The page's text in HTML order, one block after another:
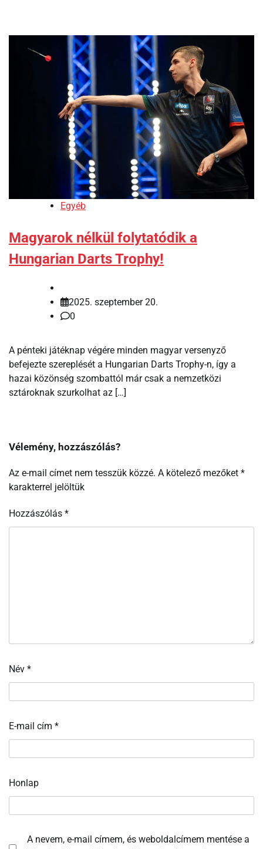
Egyéb
Magyarok nélkül folytatódik a
Hungarian Darts Trophy!
2025. szeptember 20.
0
A pénteki játéknap végére minden magyar versenyző
befejezte szereplését a Hungarian Darts Trophy-n, így a
hazai közönség szombattól már csak a nemzetközi
sztároknak szurkolhat az […]
Vélemény, hozzászólás?
Az e-mail címet nem tesszük közzé. A kötelező mezőket *
karakterrel jelöltük
Hozzászólás *
Név *
E-mail cím *
Honlap
A nevem, e-mail címem, és weboldalcímem mentése a